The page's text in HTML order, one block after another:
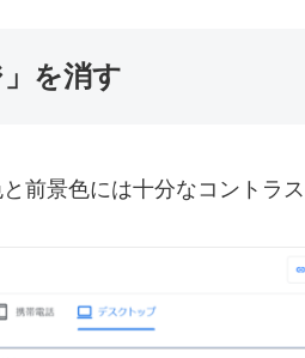
を消す
前景色には十分なコントラ